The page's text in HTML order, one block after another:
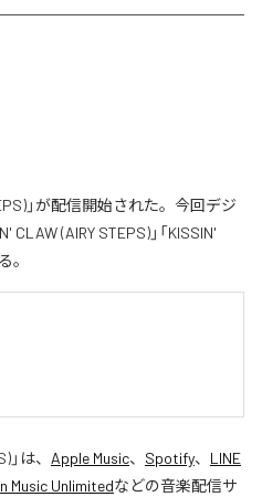
」が配信開始された。今回デジ
(AIRY STEPS)」「KISSIN'
。
」は、 Apple Music、 Spotify、 LINE
Music Unlimitedなどの音楽配信サ